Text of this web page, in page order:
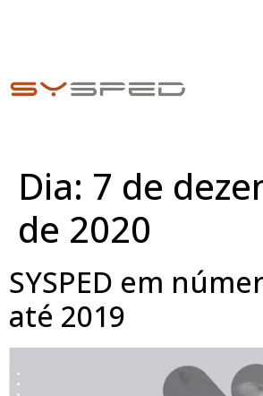
Dia: 7 de
de 2020
SYSPED em
até 2019